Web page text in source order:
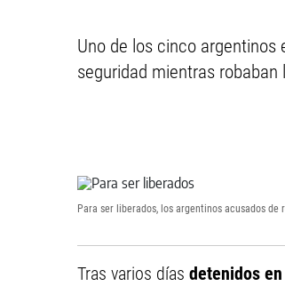
Uno de los cinco argentinos
seguridad mientras
Para ser liberados, los argentinos acusados
Tras varios días detenidos